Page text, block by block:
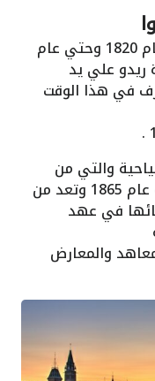
يرجع تاريخ انشاء هذة الدينة الي عام 1820 وحتي عام
في هذا الوقت
والتي من
من
في عهد
والمعارض